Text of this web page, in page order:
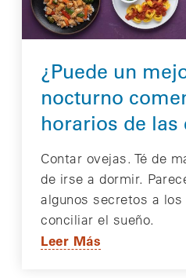
¿Puede un
nocturno
horarios de las
Contar ovejas. Té de
de irse a dormir.
algunos secretos a los
conciliar el sueño.
Leer Más